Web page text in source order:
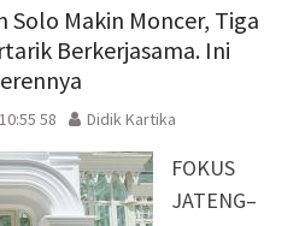
Solo Makin Moncer, Tiga
Berkerjasama. Ini
58 Didik Kartika
FOKUS
JATENG–